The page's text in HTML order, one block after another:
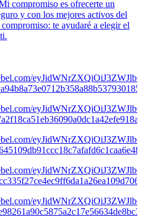
compromiso es ofrecerte un
y con los mejores activos del
te ayudaré a elegir el